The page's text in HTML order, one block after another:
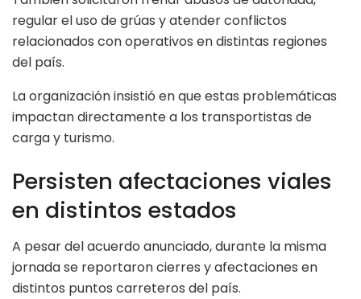
regular el uso de grúas y atender conflictos
relacionados con operativos en distintas regiones
del país.
La organización insistió en que estas problemáticas
impactan directamente a los transportistas de
carga y turismo.
Persisten afectaciones viales
en distintos estados
A pesar del acuerdo anunciado, durante la misma
jornada se reportaron cierres y afectaciones en
distintos puntos carreteros del país.